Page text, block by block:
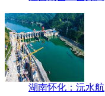
湖南怀化：沅水航